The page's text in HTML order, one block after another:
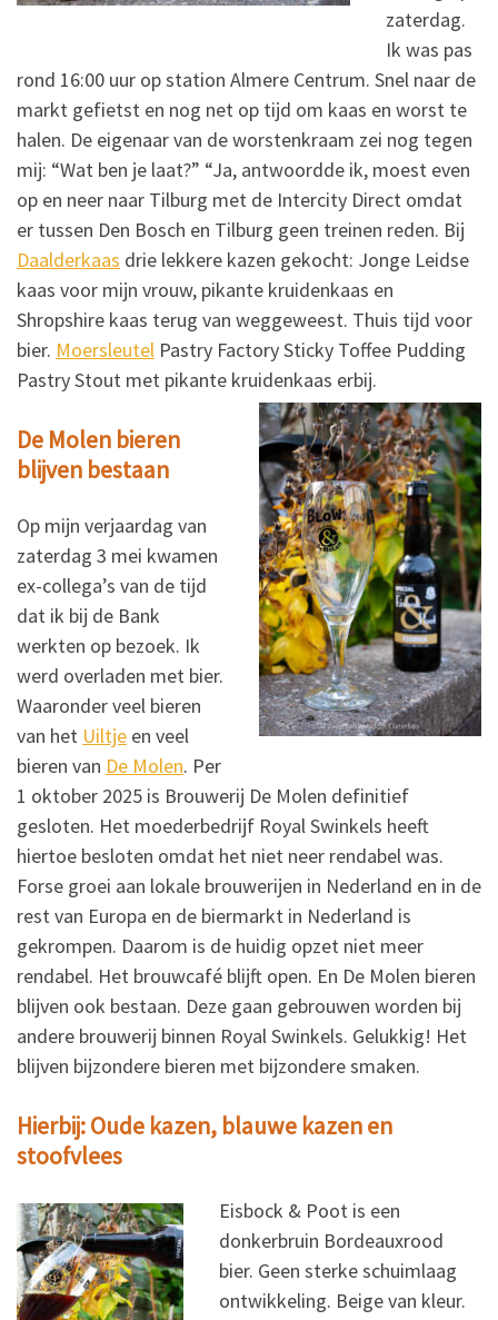
zaterdag.
Ik was pas
rond 16:00 uur op station Almere Centrum. Snel naar de
markt gefietst en nog net op tijd om kaas en worst te
halen. De eigenaar van de worstenkraam zei nog tegen
mij: “Wat ben je laat?” “Ja, antwoordde ik, moest even
op en neer naar Tilburg met de Intercity Direct omdat
er tussen Den Bosch en Tilburg geen treinen reden. Bij
Daalderkaas drie lekkere kazen gekocht: Jonge Leidse
kaas voor mijn vrouw, pikante kruidenkaas en
Shropshire kaas terug van weggeweest. Thuis tijd voor
bier. Moersleutel Pastry Factory Sticky Toffee Pudding
Pastry Stout met pikante kruidenkaas erbij.
De Molen bieren
blijven bestaan
Op mijn verjaardag van
zaterdag 3 mei kwamen
ex-collega’s van de tijd
dat ik bij de Bank
werkten op bezoek. Ik
werd overladen met bier.
Waaronder veel bieren
van het Uiltje en veel
bieren van De Molen. Per
1 oktober 2025 is Brouwerij De Molen definitief
gesloten. Het moederbedrijf Royal Swinkels heeft
hiertoe besloten omdat het niet neer rendabel was.
Forse groei aan lokale brouwerijen in Nederland en in de
rest van Europa en de biermarkt in Nederland is
gekrompen. Daarom is de huidig opzet niet meer
rendabel. Het brouwcafé blijft open. En De Molen bieren
blijven ook bestaan. Deze gaan gebrouwen worden bij
andere brouwerij binnen Royal Swinkels. Gelukkig! Het
blijven bijzondere bieren met bijzondere smaken.
Hierbij: Oude kazen, blauwe kazen en
stoofvlees
Eisbock & Poot is een
donkerbruin Bordeauxrood
bier. Geen sterke schuimlaag
ontwikkeling. Beige van kleur.